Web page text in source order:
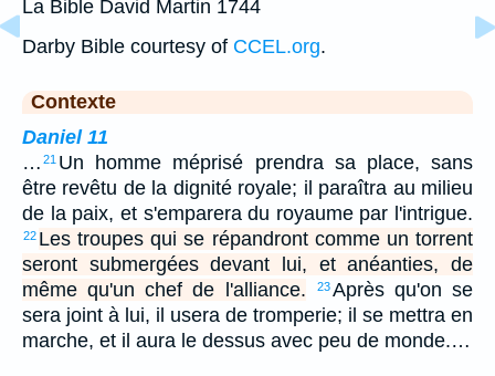
La Bible David Martin 1744
Darby Bible courtesy of CCEL.org.
Contexte
Daniel 11
… 21 Un homme méprisé prendra sa place, sans
être revêtu de la dignité royale; il paraîtra au milieu
de la paix, et s'emparera du royaume par l'intrigue.
22 Les troupes qui se répandront comme un torrent
seront submergées devant lui, et anéanties, de
même qu'un chef de l'alliance.
23Après qu'on se
sera joint à lui, il usera de tromperie; il se mettra en
marche, et il aura le dessus avec peu de monde.…